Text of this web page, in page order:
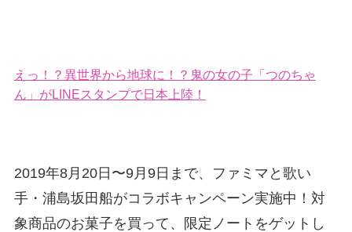
えっ！？異世界から地球に！？鬼の女の子「つのちゃ
ん」がLINEスタンプで日本上陸！
2019年8月20日〜9月9日まで、ファミマと歌い
手・浦島坂田船がコラボキャンペーン実施中！対
象商品のお菓子を買って、限定ノートをゲットし